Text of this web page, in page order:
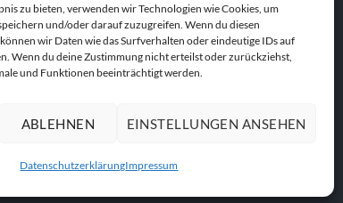
zu bieten, verwenden wir Technologien wie Cookies, um
und/oder darauf zuzugreifen. Wenn du diesen
wir Daten wie das Surfverhalten oder eindeutige IDs auf
Wenn du deine Zustimmung nicht erteilst oder zurückziehst,
und Funktionen beeinträchtigt werden.
ABLEHNEN EINSTELLUNGEN ANSEHEN
DatenschutzerklärungImpressum